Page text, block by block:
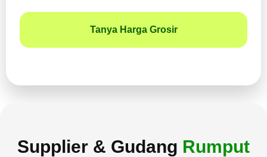
Tanya Harga Grosir
Supplier & Gudang Rumput